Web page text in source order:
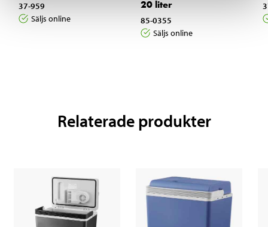
37-959
Säljs online
20 liter
85-0355
Säljs online
Relaterade produkter